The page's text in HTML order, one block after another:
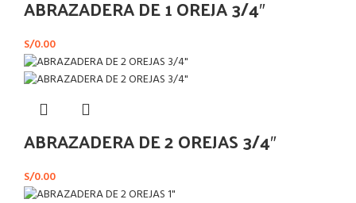
ABRAZADERA DE 1 OREJA 3/4″
S/0.00
ABRAZADERA DE 2 OREJAS 3/4″
S/0.00